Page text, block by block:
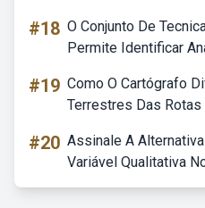
#18 O Conjunto De
Permite Identificar
#19 Como O Cartógrafo
Terrestres Das
#20 Assinale A
Variável Qualitativa